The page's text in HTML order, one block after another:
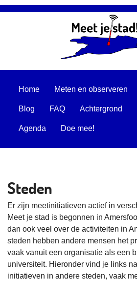
Home Meten en observeren
Blog FAQ Achtergrond
Agenda Doe mee!
Steden
Er zijn meetinitiatieven actief in
Meet je stad is begonnen in
dan ook veel over de activiteiten in
steden hebben andere mensen het
vaak vanuit een organisatie als een
universiteit. Hieronder vind je links
initiatieven in andere steden, vaak